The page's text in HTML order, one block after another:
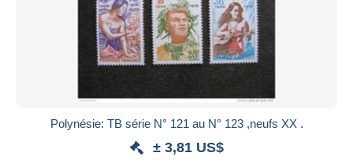
Polynésie: TB série N° 121 au N° 123 ,neufs XX .
± 3,81 US$